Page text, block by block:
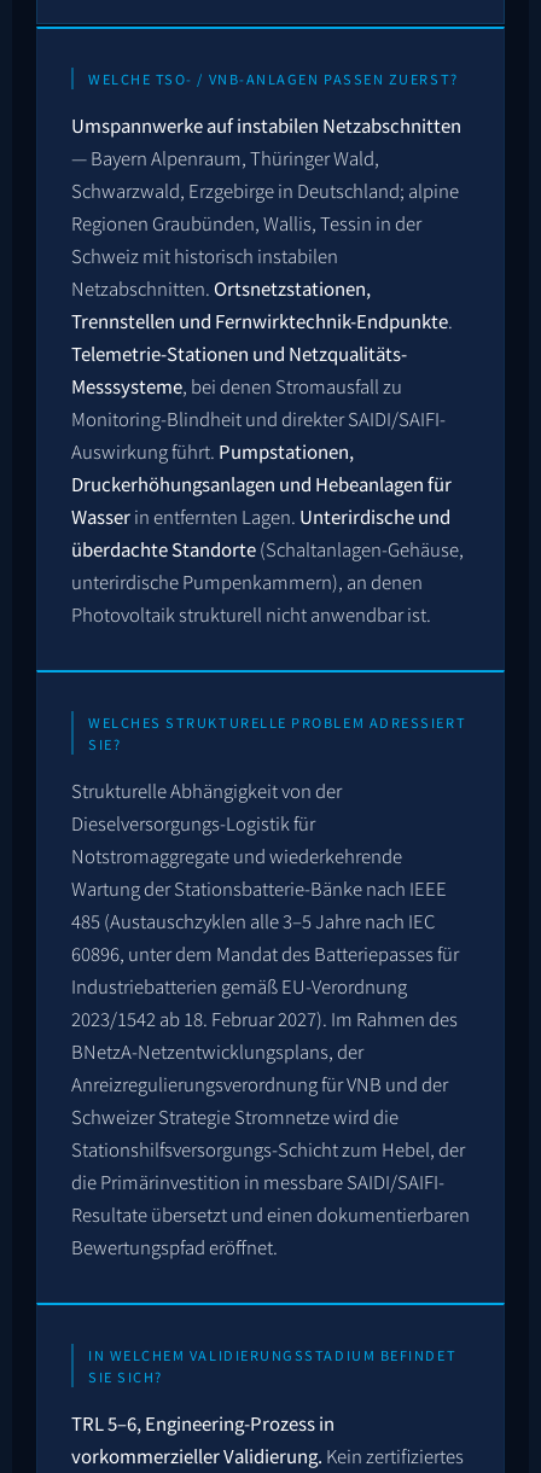
WELCHE TSO- / VNB-ANLAGEN PASSEN ZUERST?
Umspannwerke auf instabilen Netzabschnitten
— Bayern Alpenraum, Thüringer Wald,
Schwarzwald, Erzgebirge in Deutschland; alpine
Regionen Graubünden, Wallis, Tessin in der
Schweiz mit historisch instabilen
Netzabschnitten.Ortsnetzstationen,
Trennstellen und Fernwirktechnik-Endpunkte.
Telemetrie-Stationen und Netzqualitäts-
Messsysteme, bei denen Stromausfall zu
Monitoring-Blindheit und direkter SAIDI/SAIFI-
Auswirkung führt. Pumpstationen,
Druckerhöhungsanlagen und Hebeanlagen für
Wasserin entfernten Lagen. Unterirdische und
überdachte Standorte(Schaltanlagen-Gehäuse,
unterirdische Pumpenkammern), an denen
Photovoltaik strukturell nicht anwendbar ist.
WELCHES STRUKTURELLE PROBLEM ADRESSIERT
SIE?
Strukturelle Abhängigkeit von der
Dieselversorgungs-Logistik für
Notstromaggregate und wiederkehrende
Wartung der Stationsbatterie-Bänke nach IEEE
485 (Austauschzyklen alle 3–5 Jahre nach IEC
60896, unter dem Mandat des Batteriepasses für
Industriebatterien gemäß EU-Verordnung
2023/1542 ab 18. Februar 2027). Im Rahmen des
BNetzA-Netzentwicklungsplans, der
Anreizregulierungsverordnung für VNB und der
Schweizer Strategie Stromnetze wird die
Stationshilfsversorgungs-Schicht zum Hebel, der
die Primärinvestition in messbare SAIDI/SAIFI-
Resultate übersetzt und einen dokumentierbaren
Bewertungspfad eröffnet.
IN WELCHEM VALIDIERUNGSSTADIUM BEFINDET
SIE SICH?
TRL 5–6, Engineering-Prozess in
vorkommerzieller Validierung. Kein zertifiziertes